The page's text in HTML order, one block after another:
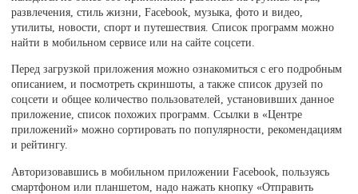
развлечения, стиль жизни, Facebook, музыка, фото и видео,
утилиты, новости, спорт и путешествия. Список программ можно
найти в мобильном сервисе или на сайте соцсети.
Перед загрузкой приложения можно ознакомиться с его подробным
описанием, и посмотреть скриншоты, а также список друзей по
соцсети и общее количество пользователей, установивших данное
приложение, список похожих программ. Ссылки в «Центре
приложений» можно сортировать по популярности, рекомендациям
и рейтингу.
Авторизовавшись в мобильном приложении Facebook, пользуясь
смартфоном или планшетом, надо нажать кнопку «Отправить